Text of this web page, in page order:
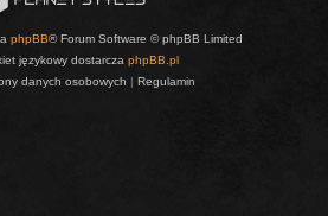
phpBB® Forum Software © phpBB Limited
językowy dostarcza phpBB.pl
danych osobowych | Regulamin